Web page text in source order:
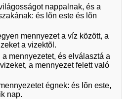
nappalnak, és a
és lõn este és lõn
mennyezet a víz között, a
a vizektõl.
a mennyezetet, és elválasztá a
a mennyezet felett való
égnek: és lõn este,
nap.